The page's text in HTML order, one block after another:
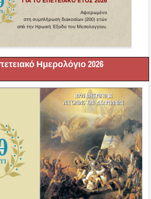
Ημερολόγιο 2026